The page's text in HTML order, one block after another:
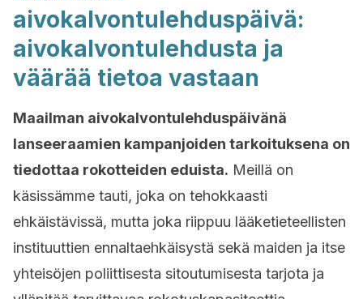
aivokalvontulehduspäivä:
aivokalvontulehdusta ja
väärää tietoa vastaan
Maailman aivokalvontulehduspäivänä
lanseeraamien kampanjoiden tarkoituksena on
tiedottaa rokotteiden eduista. Meillä on
käsissämme tauti, joka on tehokkaasti
ehkäistävissä, mutta joka riippuu lääketieteellisten
instituuttien ennaltaehkäisystä sekä maiden ja itse
yhteisöjen poliittisesta sitoutumisesta tarjota ja